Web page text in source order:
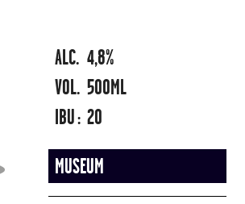
ALC. 4,8%
VOL. 500ML
IBU : 20
MUSEUM